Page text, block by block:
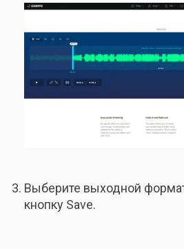
Выберите выходной
кнопку Save.